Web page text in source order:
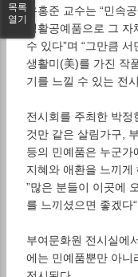
유홍준 교수는 “민속
생활공예품으로 그
수 있다”며 “그만큼
생활미(美)를 가진 작
기를 느낄 수 있는 전
전시회를 주최한 박정
것만 같은 살림가구,
등의 민예품은 누군가
지혜와 애환을 느끼게
”많은 분들이 이곳에
를 느끼셨으면 좋겠다
부여문화원 전시실에
에는 민예품뿐만 아니
목록
열기